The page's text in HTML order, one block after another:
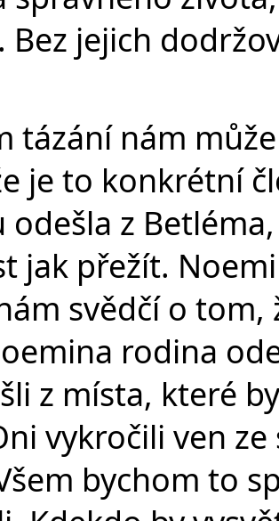
Bez jejich
tázání nám
je to konkrétní
odešla z
jak přežít.
svědčí o tom,
rodina
z místa, které
vykročili ven
bychom to